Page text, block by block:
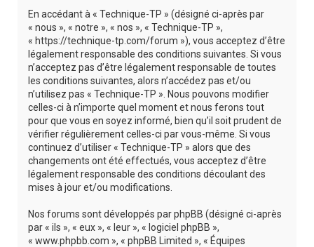
En accédant à « Technique-TP » (désigné ci-après par
« nous », « notre », « nos », « Technique-TP »,
« https://technique-tp.com/forum »), vous acceptez d’être
légalement responsable des conditions suivantes. Si vous
n’acceptez pas d’être légalement responsable de toutes
les conditions suivantes, alors n’accédez pas et/ou
n’utilisez pas « Technique-TP ». Nous pouvons modifier
celles-ci à n’importe quel moment et nous ferons tout
pour que vous en soyez informé, bien qu’il soit prudent de
vérifier régulièrement celles-ci par vous-même. Si vous
continuez d’utiliser « Technique-TP » alors que des
changements ont été effectués, vous acceptez d’être
légalement responsable des conditions découlant des
mises à jour et/ou modifications.
Nos forums sont développés par phpBB (désigné ci-après
par « ils », « eux », « leur », « logiciel phpBB »,
« www.phpbb.com », « phpBB Limited », « Équipes